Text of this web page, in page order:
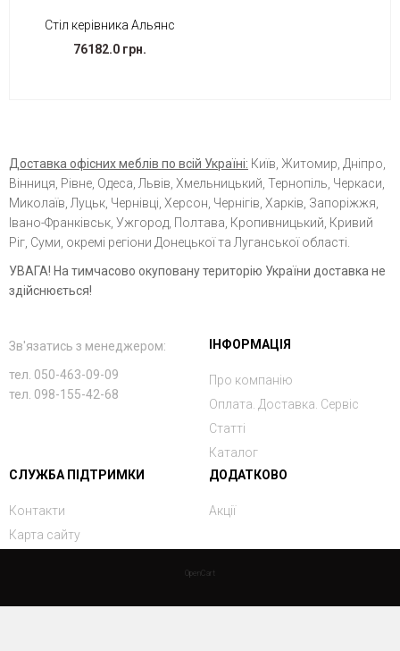
Стіл керівника Альянс
76182.0 грн.
Доставка офісних меблів по всій Україні: Київ, Житомир, Дніпро,
Вінниця, Рівне, Одеса, Львів, Хмельницький, Тернопіль, Черкаси,
Миколаїв, Луцьк, Чернівці, Херсон, Чернігів, Харків, Запоріжжя,
Івано-Франківськ, Ужгород, Полтава, Кропивницький, Кривий
Ріг, Суми, окремі регіони Донецької та Луганської області.
УВАГА! На тимчасово окуповану територію України доставка не
здійснюється!
Зв'язатись з менеджером:
тел. 050-463-09-09
тел. 098-155-42-68
ІНФОРМАЦІЯ
Про компанію
Оплата. Доставка. Сервіс
Статті
Каталог
СЛУЖБА ПІДТРИМКИ
Контакти
Карта сайту
ДОДАТКОВО
Акції
OpenCart